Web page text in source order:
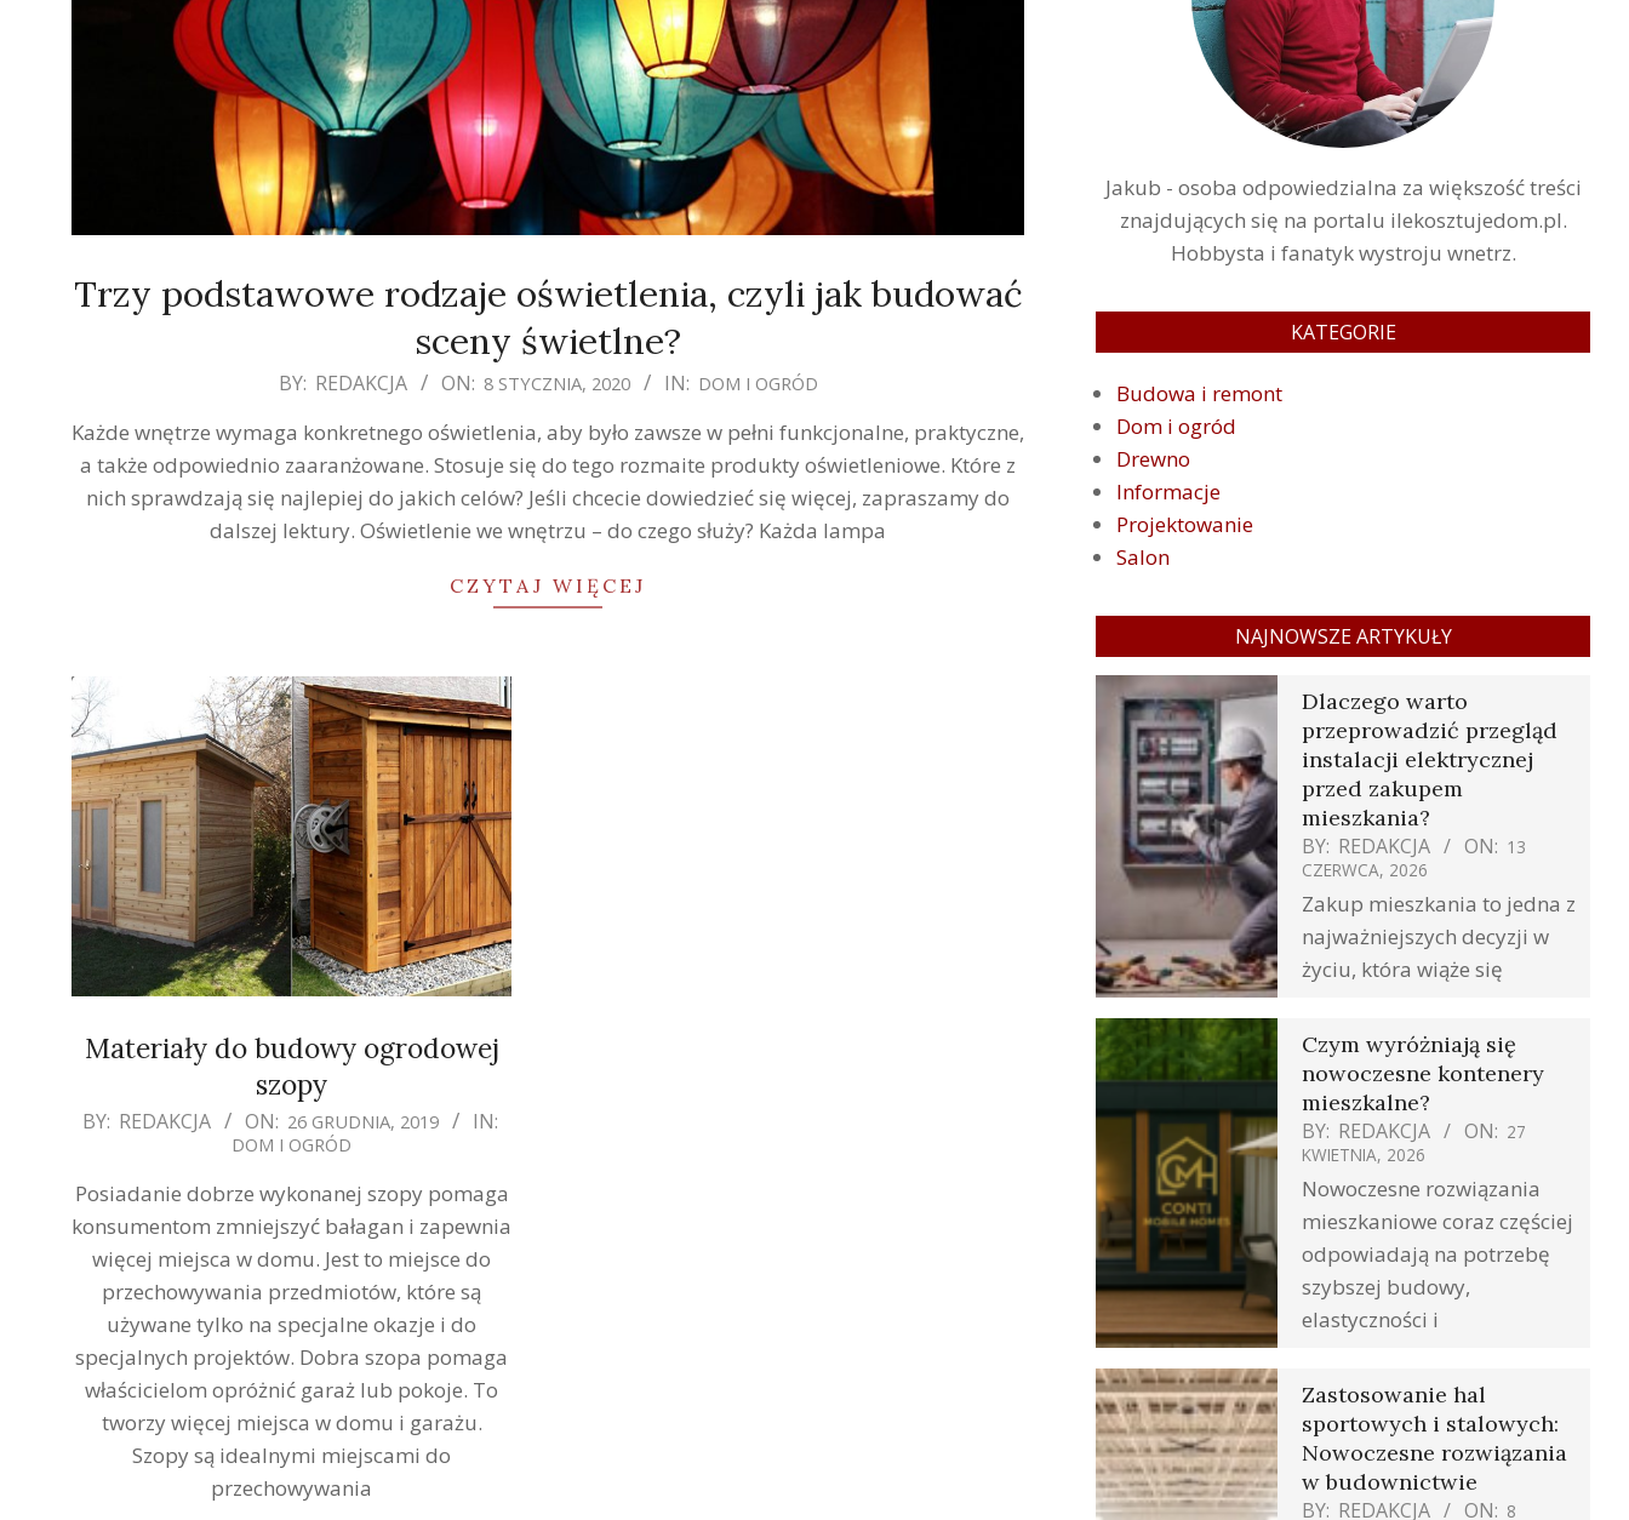
Trzy podstawowe rodzaje oświetlenia, czyli jak budować
sceny świetlne?
08
BY: REDAKCJA ON: 8 STYCZNIA, 2020 IN: DOM I OGRÓD
Każde wnętrze wymaga konkretnego oświetlenia, aby było zawsze w pełni funkcjonalne, praktyczne,
a także odpowiednio zaaranżowane. Stosuje się do tego rozmaite produkty oświetleniowe. Które z
nich sprawdzają się najlepiej do jakich celów? Jeśli chcecie dowiedzieć się więcej, zapraszamy do
dalszej lektury. Oświetlenie we wnętrzu – do czego służy? Każda lampa
CZYTAJ WIĘCEJ
Materiały do budowy ogrodowej
szopy
2019-
26
BY: REDAKCJA ON: 26 GRUDNIA, 2019 IN:
DOM I OGRÓD
Posiadanie dobrze wykonanej szopy pomaga
konsumentom zmniejszyć bałagan i zapewnia
więcej miejsca w domu. Jest to miejsce do
przechowywania przedmiotów, które są
używane tylko na specjalne okazje i do
specjalnych projektów. Dobra szopa pomaga
właścicielom opróżnić garaż lub pokoje. To
tworzy więcej miejsca w domu i garażu.
Szopy są idealnymi miejscami do
przechowywania
Jakub - osoba odpowiedzialna za większość treści
znajdujących się na portalu ilekosztujedom.pl.
Hobbysta i fanatyk wystroju wnetrz.
KATEGORIE
Budowa i remont
Dom i ogród
Drewno
Informacje
Projektowanie
Salon
NAJNOWSZE ARTYKUŁY
Dlaczego warto
przeprowadzić przegląd
instalacji elektrycznej
przed zakupem
mieszkania?
BY: REDAKCJA ON: 13
CZERWCA, 2026
Zakup mieszkania to jedna z
najważniejszych decyzji w
życiu, która wiąże się
Czym wyróżniają się
nowoczesne kontenery
mieszkalne?
BY: REDAKCJA ON: 27
KWIETNIA, 2026
Nowoczesne rozwiązania
mieszkaniowe coraz częściej
odpowiadają na potrzebę
szybszej budowy,
elastyczności i
Zastosowanie hal
sportowych i stalowych:
Nowoczesne rozwiązania
w budownictwie
BY: REDAKCJA ON: 8